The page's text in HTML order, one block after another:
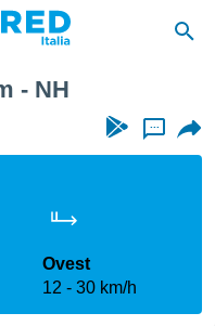
- NH
...
Ovest
12
30 km/h